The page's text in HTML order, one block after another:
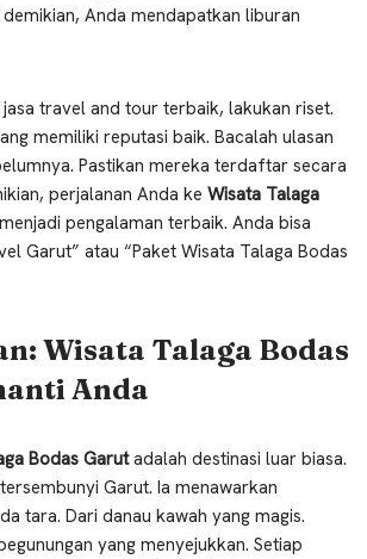
Anda mendapatkan liburan
travel and tour terbaik, lakukan riset.
memiliki reputasi baik. Bacalah ulasan
Pastikan mereka terdaftar secara
perjalanan Anda ke Wisata Talaga
pengalaman terbaik. Anda bisa
Garut” atau “Paket Wisata Talaga Bodas
Wisata Talaga Bodas
Anda
Bodas Garutadalah destinasi luar biasa.
Garut. Ia menawarkan
tara. Dari danau kawah yang magis.
yang menyejukkan. Setiap